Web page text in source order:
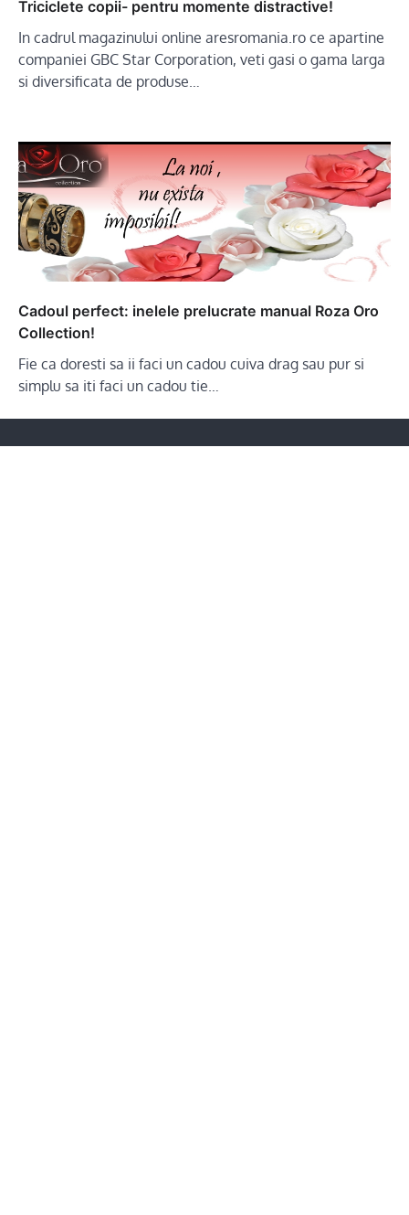
Triciclete copii- pentru momente distractive!
In cadrul magazinului online aresromania.ro ce apartine
companiei GBC Star Corporation, veti gasi o gama larga
si diversificata de produse…
Cadoul perfect: inelele prelucrate manual Roza Oro
Collection!
Fie ca doresti sa ii faci un cadou cuiva drag sau pur si
simplu sa iti faci un cadou tie…